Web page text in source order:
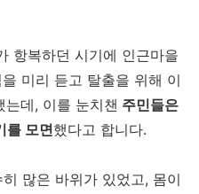
항복하던 시기에 인근마을
미리 듣고 탈출을 위해 이
데, 이를 눈치챈 주민들은
를 모면했다고 합니다.
많은 바위가 있었고, 몸이